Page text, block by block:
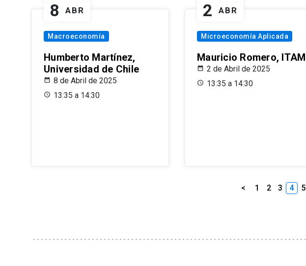
8 ABR
Macroeconomía
Humberto Martínez,
Universidad de Chile
8 de Abril de 2025
13:35 a 14:30
2 ABR
Microeconomía Aplicada
Mauricio Romero, ITAM
2 de Abril de 2025
13:35 a 14:30
< 1 2 3 4 5